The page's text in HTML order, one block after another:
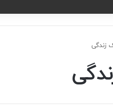
زندگی